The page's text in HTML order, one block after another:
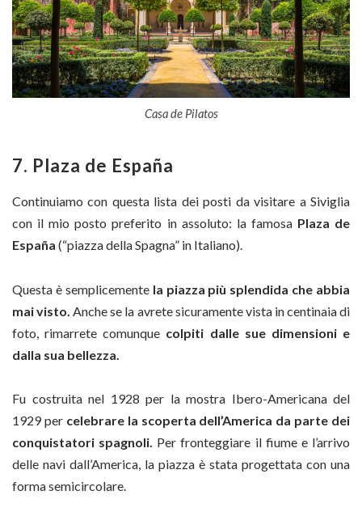
Casa de Pilatos
7. Plaza de España
Continuiamo con questa lista dei posti da visitare a Siviglia
con il mio posto preferito in assoluto: la famosa Plaza de
España (“piazza della Spagna” in Italiano).
Questa è semplicemente la piazza più splendida che abbia
mai visto. Anche se la avrete sicuramente vista in centinaia di
foto, rimarrete comunque colpiti dalle sue dimensioni e
dalla sua bellezza.
Fu costruita nel 1928 per la mostra Ibero-Americana del
1929 per celebrare la scoperta dell’America da parte dei
conquistatori spagnoli. Per fronteggiare il fiume e l’arrivo
delle navi dall’America, la piazza è stata progettata con una
forma semicircolare.